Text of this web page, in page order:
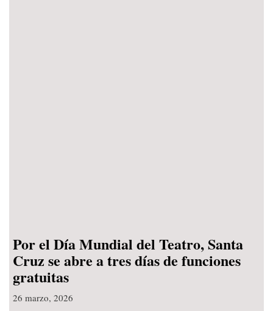
Por el Día Mundial del Teatro, Santa
Cruz se abre a tres días de funciones
gratuitas
26 marzo, 2026